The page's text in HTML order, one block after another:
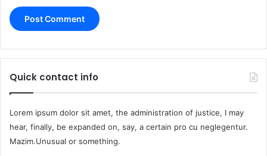
Quick contact info
Lorem ipsum dolor sit amet, the administration of justice, I may
hear, finally, be expanded on, say, a certain pro cu neglegentur.
Mazim.Unusual or something.